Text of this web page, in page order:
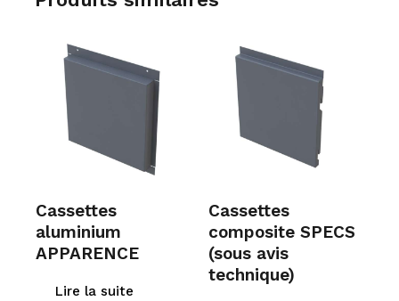
Cassettes
aluminium
APPARENCE
Lire la suite
Cassettes
composite SPECS
(sous avis
technique)